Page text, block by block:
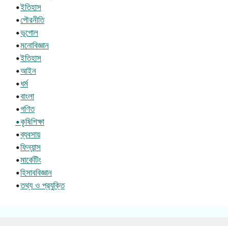
•ইতিহাস
•পৌরনীতি
•ভূগোল
•মনোবিজ্ঞান
•ইতিহাস
•আইন
•ধর্ম
•বাংলা
•গণিত
•কৃষিশিক্ষা
•ব্যবসায়
•ফিন্যান্স
•মার্কেটিং
•হিসাববিজ্ঞান
•তথ্য ও প্রযুক্তি